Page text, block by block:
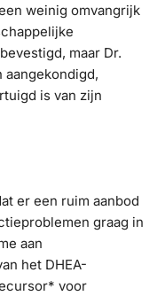
weinig omvangrijk
maar Dr.
is van zijn
er een ruim aanbod
graag in
aan
het DHEA-
voor